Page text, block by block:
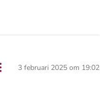
3 februari 2025 om 19:02